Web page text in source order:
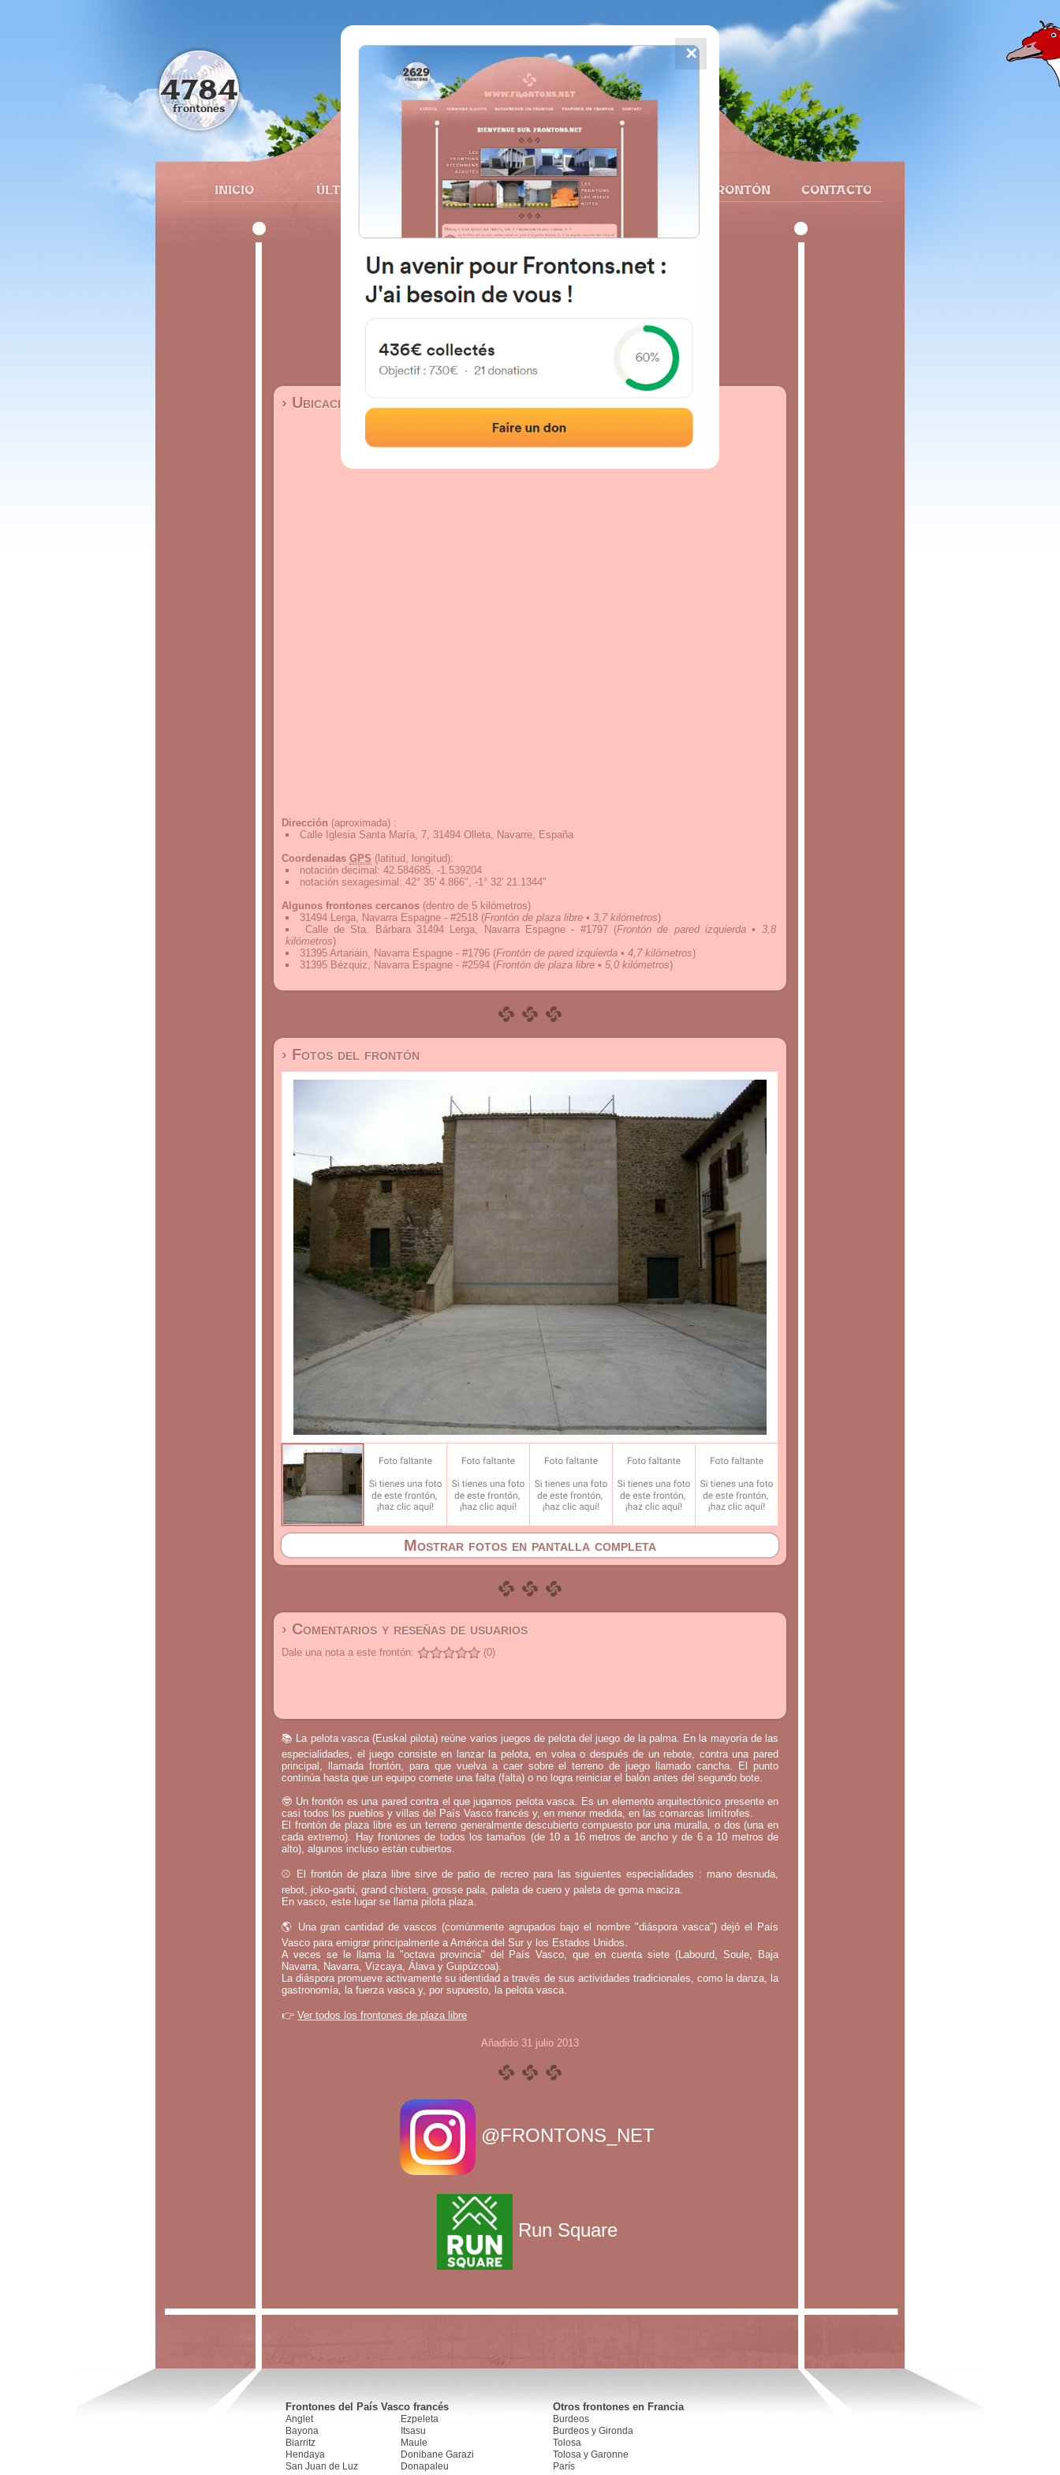
FRONTONS.NET
INICIO ÚLTIMOS BUSCAR UN FRONTÓN AÑADIR UN FRONTÓN CONTACTO
4784
frontones
31494 Olleta, Navarre Espagne
Calle Iglesia Santa María 7 España
#696
Localización|Fotos|Comentarios y reseñas
› Ubicación del frontón
Dirección (aproximada) :
Calle Iglesia Santa María, 7, 31494 Olleta, Navarre, España
Coordenadas GPS (latitud, longitud):
notación decimal : 42.584685, -1.539204
notación sexagesimal : 42° 35' 4.866", -1° 32' 21.1344"
Algunos frontones cercanos (dentro de 5 kilómetros)
31494 Lerga, Navarra Espagne - #2518 (Frontón de plaza libre • 3,7 kilómetros)
Calle de Sta. Bárbara 31494 Lerga, Navarra Espagne - #1797(Frontón de pared izquierda • 3,8
kilómetros)
31395 Artariáin, Navarra Espagne - #1796 (Frontón de pared izquierda • 4,7 kilómetros)
31395 Bézquiz, Navarra Espagne - #2594 (Frontón de plaza libre • 5,0 kilómetros)
› Fotos del frontón
Mostrar fotos en pantalla completa
› Comentarios y reseñas de usuarios
Dale una nota a este frontón: (0)
📚 La pelota vasca (Euskal pilota) reúne varios juegos de pelota del juego de la palma. En la mayoría de las
especialidades, el juego consiste en lanzar la pelota, en volea o después de un rebote, contra una pared
principal, llamada frontón, para que vuelva a caer sobre el terreno de juego llamado cancha. El punto
continúa hasta que un equipo comete una falta (falta) o no logra reiniciar el balón antes del segundo bote.
🤓 Un frontón es una pared contra el que jugamos pelota vasca. Es un elemento arquitectónico presente en
casi todos los pueblos y villas del País Vasco francés y, en menor medida, en las comarcas limítrofes.
El frontón de plaza libre es un terreno generalmente descubierto compuesto por una muralla, o dos (una en
cada extremo). Hay frontones de todos los tamaños (de 10 a 16 metros de ancho y de 6 a 10 metros de
alto), algunos incluso están cubiertos.
⚾ El frontón de plaza libre sirve de patio de recreo para las siguientes especialidades : mano desnuda,
rebot, joko-garbi, grand chistera, grosse pala, paleta de cuero y paleta de goma maciza.
En vasco, este lugar se llama pilota plaza.
🌎 Una gran cantidad de vascos (comúnmente agrupados bajo el nombre "diáspora vasca") dejó el País
Vasco para emigrar principalmente a América del Sur y los Estados Unidos.
A veces se le llama la "octava provincia" del País Vasco, que en cuenta siete (Labourd, Soule, Baja
Navarra, Navarra, Vizcaya, Álava y Guipúzcoa).
La diáspora promueve activamente su identidad a través de sus actividades tradicionales, como la danza, la
gastronomía, la fuerza vasca y, por supuesto, la pelota vasca.
👉 Ver todos los frontones de plaza libre
Añadido 31 julio 2013
@FRONTONS_NET
Run Square
Frontones del País Vasco francés
Anglet
Bayona
Biarritz
Hendaya
San Juan de Luz
Ezpeleta
Itsasu
Maule
Donibane Garazi
Donapaleu
Otros frontones en Francia
Burdeos
Burdeos y Gironda
Tolosa
Tolosa y Garonne
París
✕